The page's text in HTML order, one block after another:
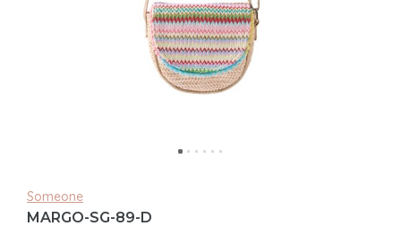
Someone
MARGO-SG-89-D